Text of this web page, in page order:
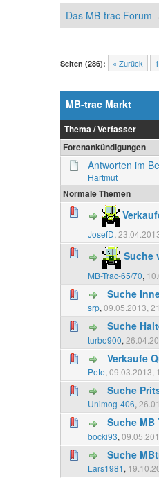
Das MB-trac Forum
Seiten (286): « Zurück 1
MB-trac Markt
Thema /Verfasser
Forenankündigungen
Antworten im
Hartmut
Normale Themen
JosefD,
Suche
MB-Trac-65/70,
Suche
srp, 09.05.2013,
Suche
turbo900,
Verkaufe
Pete, 09.03.2013,
Suche
Unimog-406,
Suche MB
bocki93,
Suche
Lars1981,